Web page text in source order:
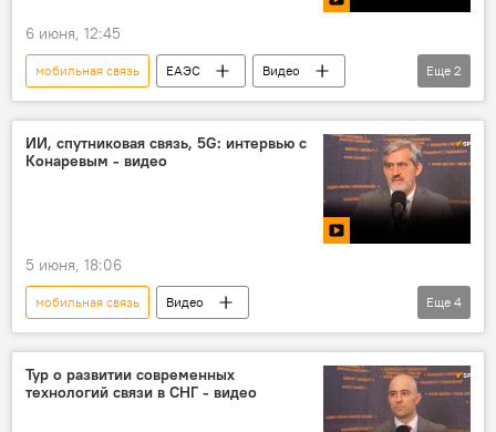
6 июня, 12:45
мобильная связь ЕАЭС
Видео
ПМЭФ
Мнение
Еще 2
ИИ, спутниковая связь, 5G: интервью с
Конаревым - видео
5 июня, 18:06
мобильная связь
Видео
Наука и технологии
Мнение
Россия
ПМЭФ
Еще 4
Тур о развитии современных
технологий связи в СНГ - видео